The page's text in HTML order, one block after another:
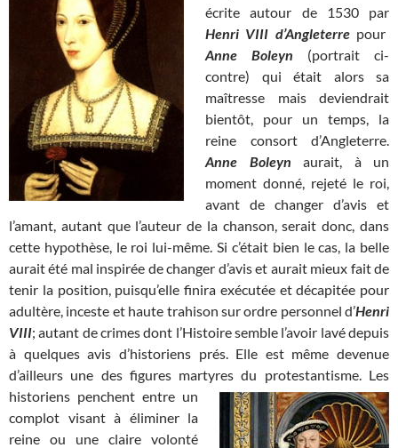
écrite autour de 1530 par
Henri VIII d’Angleterrepour
Anne Boleyn (portrait ci-
contre) qui était alors sa
maîtresse mais deviendrait
bientôt, pour un temps, la
reine consort d’Angleterre.
Anne Boleyn aurait, à un
moment donné, rejeté le roi,
avant de changer d’avis et
l’amant, autant que l’auteur de la chanson, serait donc, dans
cette hypothèse, le roi lui-même. Si c’était bien le cas, la belle
aurait été mal inspirée de changer d’avis et aurait mieux fait de
tenir la position, puisqu’elle finira exécutée et décapitée pour
adultère, inceste et haute trahison sur ordre personnel d’Henri
VIII; autant de crimes dont l’Histoire semble l’avoir lavé depuis
à quelques avis d’historiens prés. Elle est même devenue
d’ailleurs une des figures martyres du protestantisme. Les
historiens penchent entre un
complot visant à éliminer la
reine ou une claire volonté